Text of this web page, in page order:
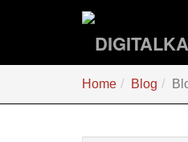
sind
Home Blog